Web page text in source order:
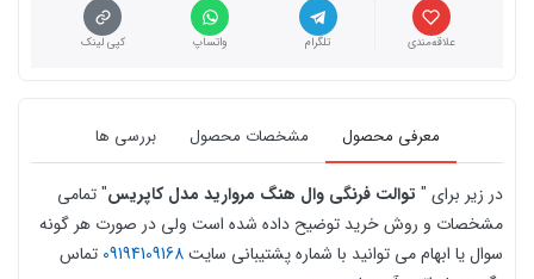
علاقه‌مندی تلگرام واتساپ کپی لینک
معرفی محصول مشخصات محصول بررسی ها
در زیر برای " توالت فرنگی وال هنگ مروارید مدلکاپریس" تمامی
مشخصات و روش خرید توضیح داده شده است ولی در صورت هر گونه
سوال یا ابهام می توانید با شماره پشتیبانی سایت09194109168 تماس